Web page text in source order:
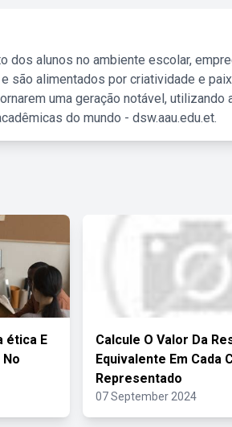
dos alunos no ambiente escolar,
são alimentados por criatividade e
uma geração notável, utilizando
do mundo - dsw.aau.edu.et.
ética E
Calcule O Valor Da
Equivalente Em Cada
Representado
07 September 2024